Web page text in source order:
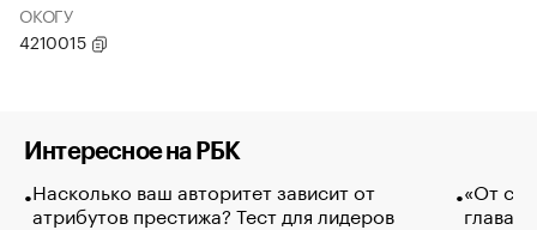
ОКОГУ
4210015
Интересное на РБК
Насколько ваш авторитет зависит от
атрибутов престижа? Тест для лидеров
«От
глава